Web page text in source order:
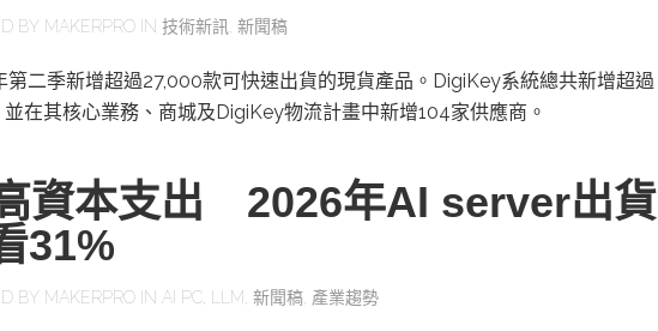
BY MAKERPRO IN 技術新訊 新聞稿
二季新增超過27,000款可快速出貨的現貨產品。DigiKey系統總共新增超過
在其核心業務、商城及DigiKey物流計畫中新增104家供應商。
資本支出 2026年AI server出貨
31%
BY MAKERPRO IN AI PC LLM 新聞稿 產業趨勢